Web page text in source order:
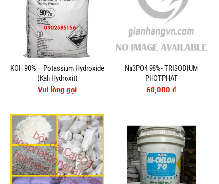
KOH 90% – Potassium Hydroxide
(Kali Hydroxit)
Vui lòng gọi
Na3PO4 98%- TRISODIUM
PHOTPHAT
60,000 đ